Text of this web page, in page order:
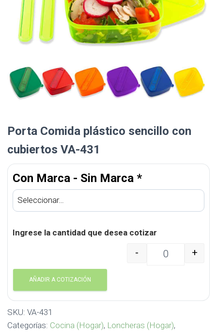
Porta Comida plástico sencillo con
cubiertos VA-431
Con Marca - Sin Marca *
Ingrese la cantidad que desea cotizar
Porta Comida
- +
AÑADIR A COTIZACIÓN
SKU: VA-431
Categorías: Cocina (Hogar), Loncheras (Hogar),